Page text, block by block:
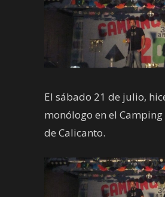
El sábado 21 de julio,
monólogo en el
de Calicanto.